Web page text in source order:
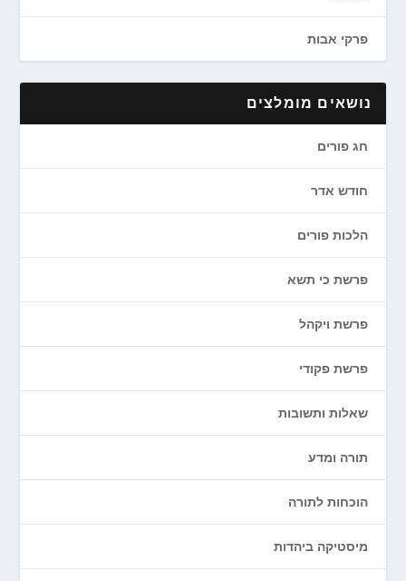
פרקי אבות
נושאים מומלצים
חג פורים
חודש אדר
הלכות פורים
פרשת כי תשא
פרשת ויקהל
פרשת פקודי
שאלות ותשובות
תורה ומדע
הוכחות לתורה
מיסטיקה ביהדות